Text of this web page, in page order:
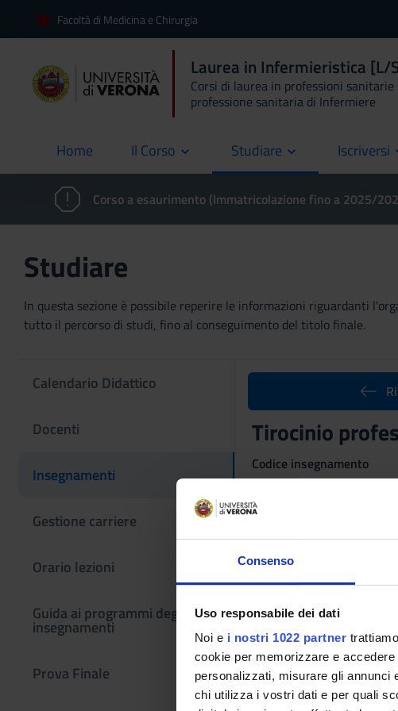
Consenso
Uso responsabile dei dati
Noi e i nostri 1022 partner
cookie per memorizzare e
personalizzati, misurare gli
chi utilizza i vostri dati e per quali
Facoltà di Medicina e Chirurgia
Laurea in Infermieristica [L/
Corsi di laurea in professioni
professione sanitaria di Infermiere
Home
current Il Corso Studiare Iscriversi
Corso a esaurimento (Immatricolazione fino a 2025/
Studiare
In questa sezione è possibile reperire le informazioni riguardanti
tutto il percorso di studi, fino al conseguimento del titolo finale.
Calendario Didattico
Docenti
Insegnamenti
Gestione carriere
Orario lezioni
Guida ai programmi degli
insegnamenti
Prova Finale
Tirocinio
Codice insegnamento
4S01546
Coordinatore
Giulia Randon
Lingua di erogazione
Italiano
Settore Scientifico
MED/45 - SCIENZE
Periodo
Non ancora assegnato